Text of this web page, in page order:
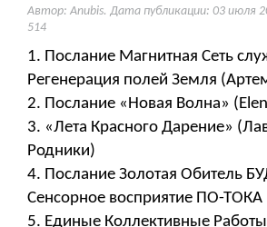
Автор: Anubis. Дата публикации: 03 июля
514
1. Послание Магнитная Сеть
Регенерация полей Земля
2. Послание «Новая Волна»
3. «Лета Красного Дарение»
Родники)
4. Послание Золотая Обитель
Сенсорное восприятие ПО-
5. Единые Коллективные